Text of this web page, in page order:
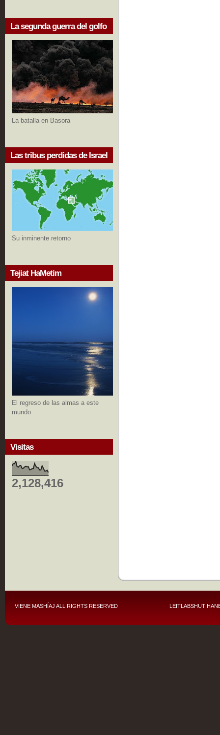
La segunda guerra del golfo
La batalla en Basora
Las tribus perdidas de Israel
Su inminente retorno
Tejiat HaMetim
El regreso de las almas a este
mundo
Visitas
2,128,416
VIENE MASHÍAJ ALL RIGHTS RESERVED LEITLABSHUT